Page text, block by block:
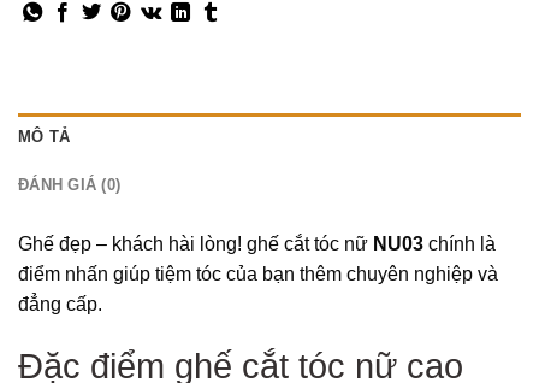
MÔ TẢ
ĐÁNH GIÁ (0)
Ghế đẹp – khách hài lòng! ghế cắt tóc nữ NU03 chính là
điểm nhấn giúp tiệm tóc của bạn thêm chuyên nghiệp và
đẳng cấp.
Đặc điểm ghế cắt tóc nữ cao